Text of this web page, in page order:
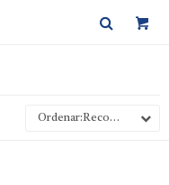
Recomendados